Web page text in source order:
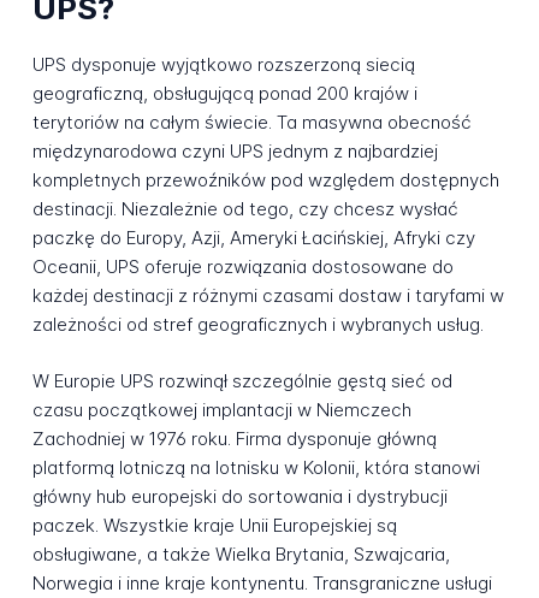
UPS?
UPS dysponuje wyjątkowo rozszerzoną siecią
geograficzną, obsługującą ponad 200 krajów i
terytoriów na całym świecie. Ta masywna obecność
międzynarodowa czyni UPS jednym z najbardziej
kompletnych przewoźników pod względem dostępnych
destinacji. Niezależnie od tego, czy chcesz wysłać
paczkę do Europy, Azji, Ameryki Łacińskiej, Afryki czy
Oceanii, UPS oferuje rozwiązania dostosowane do
każdej destinacji z różnymi czasami dostaw i taryfami w
zależności od stref geograficznych i wybranych usług.
W Europie UPS rozwinął szczególnie gęstą sieć od
czasu początkowej implantacji w Niemczech
Zachodniej w 1976 roku. Firma dysponuje główną
platformą lotniczą na lotnisku w Kolonii, która stanowi
główny hub europejski do sortowania i dystrybucji
paczek. Wszystkie kraje Unii Europejskiej są
obsługiwane, a także Wielka Brytania, Szwajcaria,
Norwegia i inne kraje kontynentu. Transgraniczne usługi